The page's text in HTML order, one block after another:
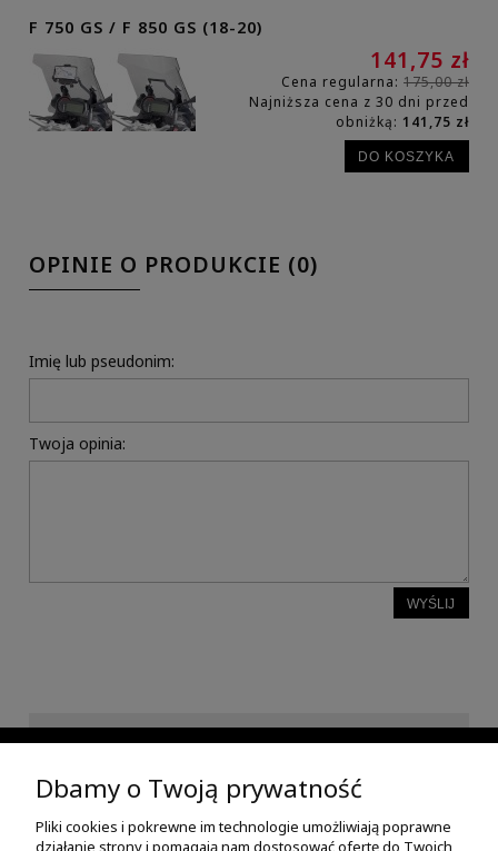
F 750 GS / F 850 GS (18-20)
141,75 zł
Cena regularna: 175,00 zł
Najniższa cena z 30 dni przed
obniżką: 141,75 zł
DO KOSZYKA
OPINIE O PRODUKCIE (0)
Imię lub pseudonim:
Twoja opinia:
WYŚLIJ
POMOC
Dbamy o Twoją prywatność
Pliki cookies i pokrewne im technologie umożliwiają poprawne
działanie strony i pomagają nam dostosować ofertę do Twoich